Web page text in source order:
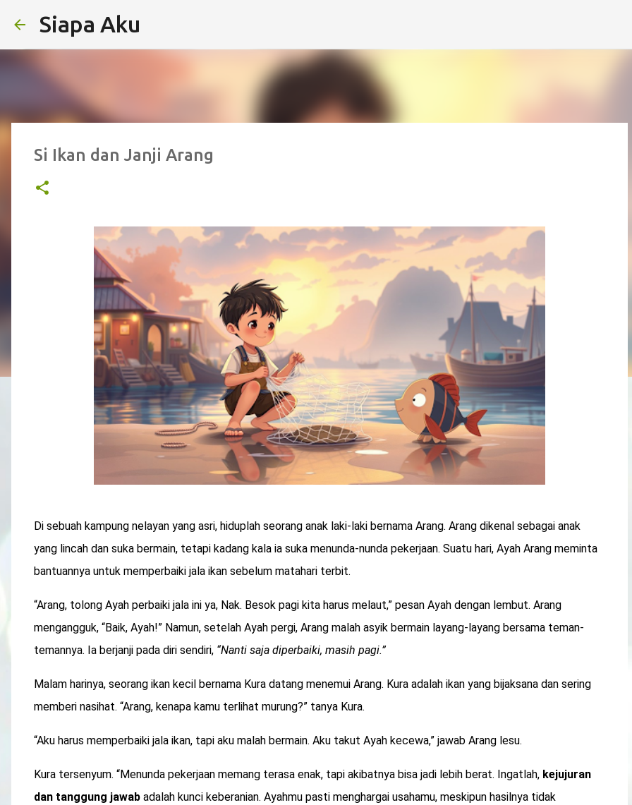
Siapa Aku
Si Ikan dan Janji Arang
Di sebuah kampung nelayan yang asri, hiduplah seorang anak laki-laki bernama Arang. Arang dikenal sebagai anak
yang lincah dan suka bermain, tetapi kadang kala ia suka menunda-nunda pekerjaan. Suatu hari, Ayah Arang meminta
bantuannya untuk memperbaiki jala ikan sebelum matahari terbit.
“Arang, tolong Ayah perbaiki jala ini ya, Nak. Besok pagi kita harus melaut,” pesan Ayah dengan lembut. Arang
mengangguk, “Baik, Ayah!” Namun, setelah Ayah pergi, Arang malah asyik bermain layang-layang bersama teman-
temannya. Ia berjanji pada diri sendiri, “Nanti saja diperbaiki, masih pagi.”
Malam harinya, seorang ikan kecil bernama Kura datang menemui Arang. Kura adalah ikan yang bijaksana dan sering
memberi nasihat. “Arang, kenapa kamu terlihat murung?” tanya Kura.
“Aku harus memperbaiki jala ikan, tapi aku malah bermain. Aku takut Ayah kecewa,” jawab Arang lesu.
Kura tersenyum. “Menunda pekerjaan memang terasa enak, tapi akibatnya bisa jadi lebih berat. Ingatlah, kejujuran
dan tanggung jawab adalah kunci keberanian. Ayahmu pasti menghargai usahamu, meskipun hasilnya tidak